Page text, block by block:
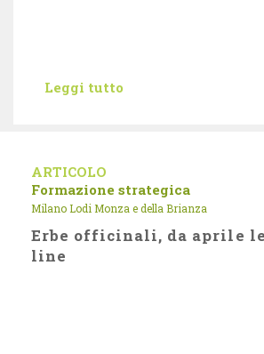
Leggi tutto
ARTICOLO
Formazione strategica
Milano Lodi Monza e della Brianza
Erbe officinali, da aprile
line